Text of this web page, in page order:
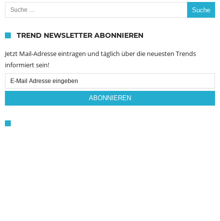
Suche nach:
TREND NEWSLETTER ABONNIEREN
Jetzt Mail-Adresse eintragen und täglich über die neuesten Trends
informiert sein!
Email
Subscription
ABONNIEREN